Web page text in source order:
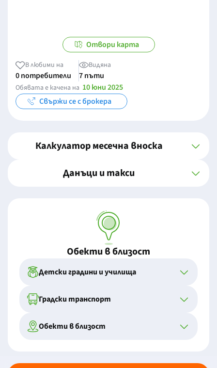
Отвори карта
В любими на
0 потребители
Видяна
7 пъти
Обявата е качена на 10 юни 2025
Свържи се с брокера
Калкулатор месечна вноска
Данъци и такси
Обекти в близост
Детски градини и училища
Градски транспорт
Обекти в близост